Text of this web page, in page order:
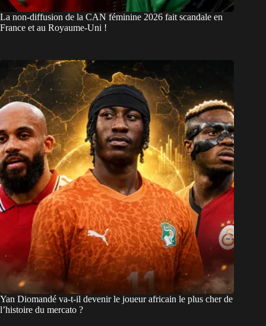
La non-diffusion de la CAN féminine 2026 fait scandale en
France et au Royaume-Uni !
Yan Diomandé va-t-il devenir le joueur africain le plus cher de
l’histoire du mercato ?